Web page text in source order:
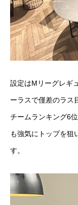
Q&A
ENTRY
CONTACT
Privacy Policy
SCHEDULE EVENT
設定はMリーグレギ
ーラスで僅差のラス
チームランキング6
も強気にトップを狙
す。